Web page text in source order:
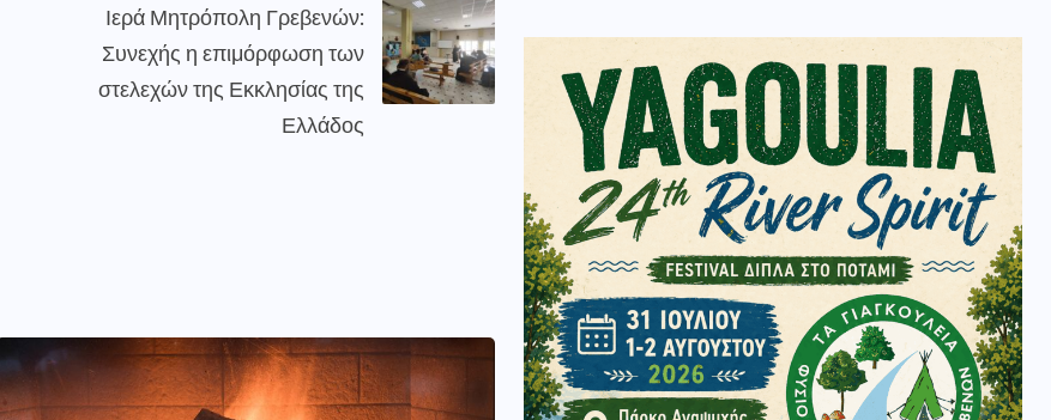
Ιερά Μητρόπολη Γρεβενών:
Συνεχής η επιμόρφωση των
στελεχών της Εκκλησίας της
Ελλάδος